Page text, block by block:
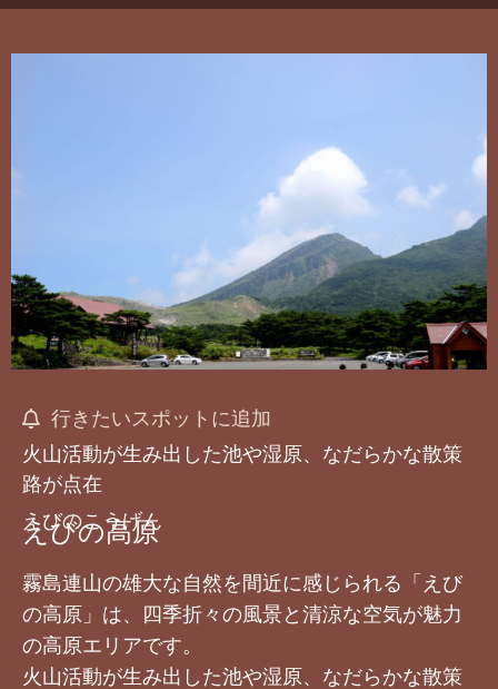
行きたいスポットに追加
火山活動が生み出した池や湿原、なだらかな散策
路が点在
えびのこうげん
えびの高原
霧島連山の雄大な自然を間近に感じられる「えび
の高原」は、四季折々の風景と清涼な空気が魅力
の高原エリアです。
火山活動が生み出した池や湿原、なだらかな散策